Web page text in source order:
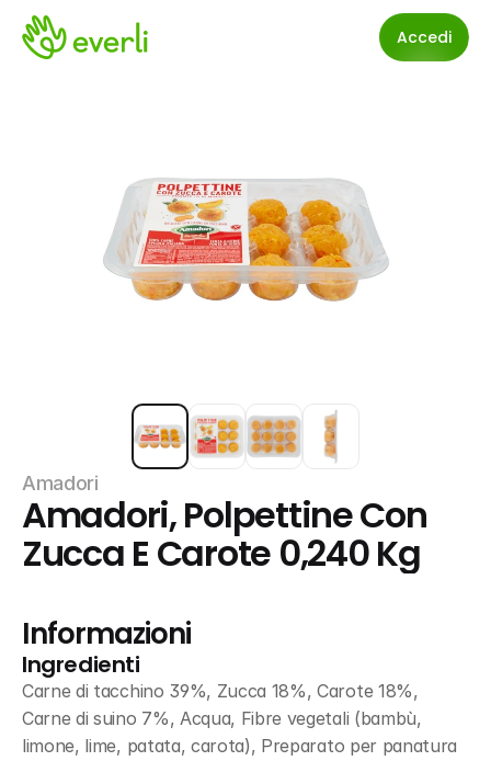
Accedi
Amadori
Amadori, Polpettine Con
Zucca E Carote 0,240 Kg
Informazioni
Ingredienti
Carne di tacchino 39%, Zucca 18%, Carote 18%,
Carne di suino 7%, Acqua, Fibre vegetali (bambù,
limone, lime, patata, carota), Preparato per panatura